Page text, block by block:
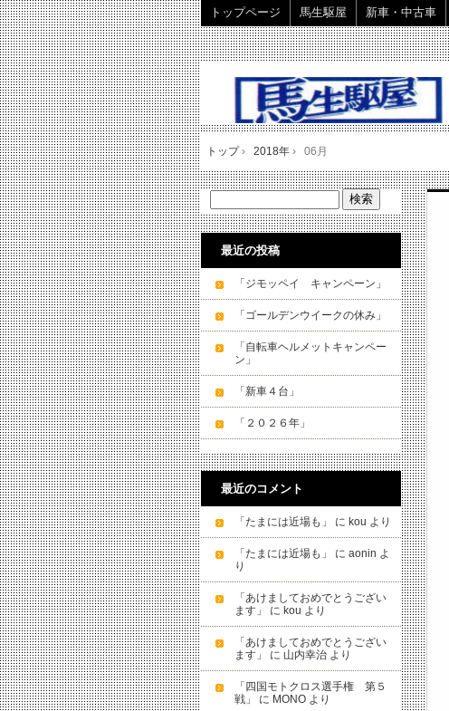
トップページ 馬生駆屋 新車・中古車
トップ› 2018年 › 06月
最近の投稿
「ジモッペイ キャンペーン」
「ゴールデンウイークの休み」
「自転車ヘルメットキャンペー
ン」
「新車４台」
「２０２６年」
最近のコメント
「たまには近場も」 に kou より
「たまには近場も」 に aonin よ
り
「あけましておめでとうござい
ます」
に kou より
「あけましておめでとうござい
ます」
に 山内幸治 より
「四国モトクロス選手権 第５
戦」
に MONO より